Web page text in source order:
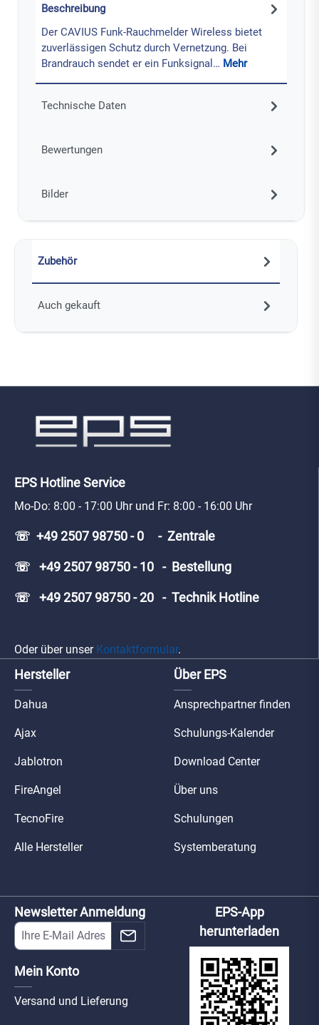
Beschreibung
Der CAVIUS Funk-Rauchmelder Wireless bietet
zuverlässigen Schutz durch Vernetzung. Bei
Brandrauch sendet er ein Funksignal… Mehr
Technische Daten
Bewertungen
Bilder
Zubehör
Auch gekauft
EPS Hotline Service
Mo-Do: 8:00 - 17:00 Uhr und Fr: 8:00 - 16:00 Uhr
☏ +49 2507 98750 - 0 - Zentrale
☏ +49 2507 98750 - 10 - Bestellung
☏ +49 2507 98750 - 20 - Technik Hotline
Oder über unser Kontaktformular.
Hersteller
Dahua
Ajax
Jablotron
FireAngel
TecnoFire
Alle Hersteller
Über EPS
Ansprechpartner finden
Schulungs-Kalender
Download Center
Über uns
Schulungen
Systemberatung
Newsletter Anmeldung
Mein Konto
Versand und Lieferung
EPS-App
herunterladen